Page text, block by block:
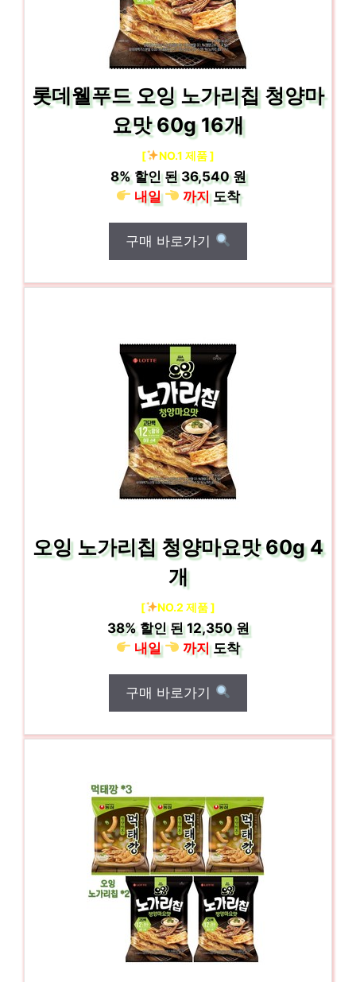
롯데웰푸드 오잉 노가리칩 청양마
요맛 60g 16개
[ NO.1 제품 ]
8%할인 된36,540 원
내일
까지도착
구매 바로가기
오잉 노가리칩 청양마요맛 60g 4
개
[ NO.2 제품 ]
38%할인 된12,350 원
내일
까지도착
구매 바로가기